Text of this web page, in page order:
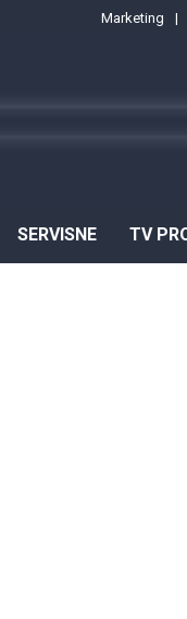
Marketing
SERVISNE TV